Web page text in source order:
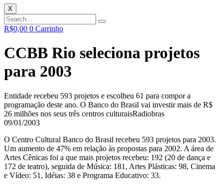
X
R$0,00 0 Carrinho
CCBB Rio seleciona projetos
para 2003
Entidade recebeu 593 projetos e escolheu 61 para compor a
programação deste ano. O Banco do Brasil vai investir mais de R$
26 milhões nos seus três centros culturaisRadiobras
09/01/2003
O Centro Cultural Banco do Brasil recebeu 593 projetos para 2003.
Um aumento de 47% em relação às propostas para 2002. A área de
Artes Cênicas foi a que mais projetos recebeu: 192 (20 de dança e
172 de teatro), seguida de Música: 181, Artes Plásticas: 98, Cinema
e Vídeo: 51, Idéias: 38 e Programa Educativo: 33.